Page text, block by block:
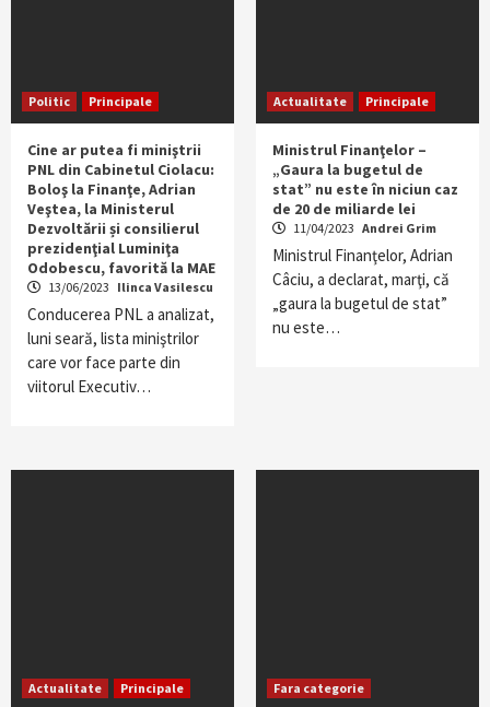
Politic Principale
Cine ar putea fi miniştrii
PNL din Cabinetul Ciolacu:
Boloş la Finanţe, Adrian
Veştea, la Ministerul
Dezvoltării și consilierul
prezidenţial Luminiţa
Odobescu, favorită la MAE
13/06/2023 Ilinca Vasilescu
Conducerea PNL a analizat,
luni seară, lista miniştrilor
care vor face parte din
viitorul Executiv…
Actualitate Principale
Ministrul Finanţelor –
„Gaura la bugetul de
stat” nu este în niciun caz
de 20 de miliarde lei
11/04/2023 Andrei Grim
Ministrul Finanţelor, Adrian
Câciu, a declarat, marţi, că
„gaura la bugetul de stat”
nu este…
Actualitate Principale Fara categorie